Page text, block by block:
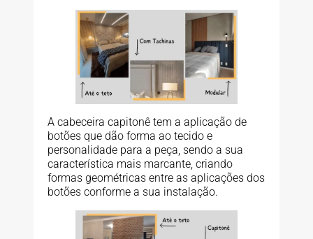
A cabeceira capitonê tem a aplicação de
botões que dão forma ao tecido e
personalidade para a peça, sendo a sua
característica mais marcante, criando
formas geométricas entre as aplicações dos
botões conforme a sua instalação.